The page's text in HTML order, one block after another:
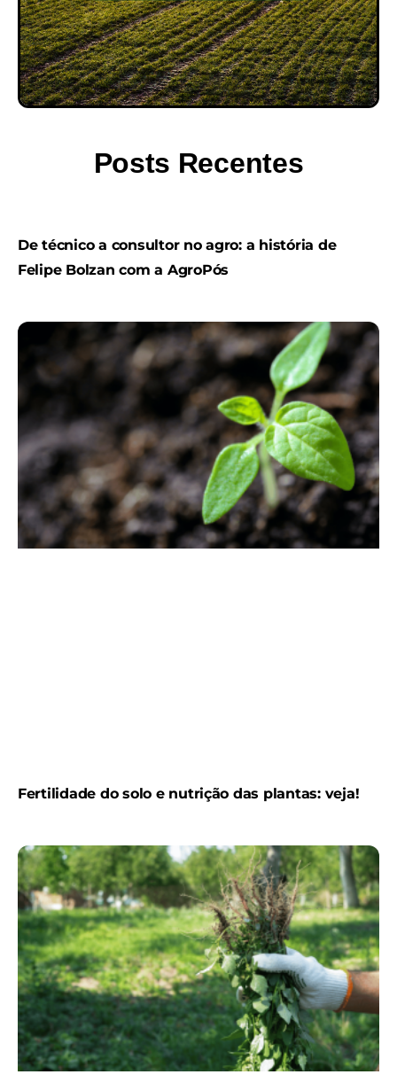
Posts Recentes
De técnico a consultor no agro: a história de
Felipe Bolzan com a AgroPós
Fertilidade do solo e nutrição das plantas: veja!